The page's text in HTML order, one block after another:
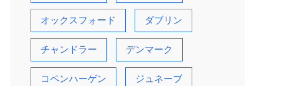
オックスフォード ダブリン
チャンドラー デンマーク
コペンハーゲン ジュネーブ